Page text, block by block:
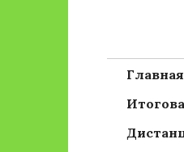
Главная